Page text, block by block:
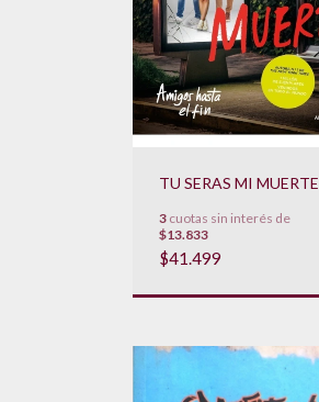
TU SERAS MI MUERTE
3 cuotas sin interés de
$13.833
$41.499